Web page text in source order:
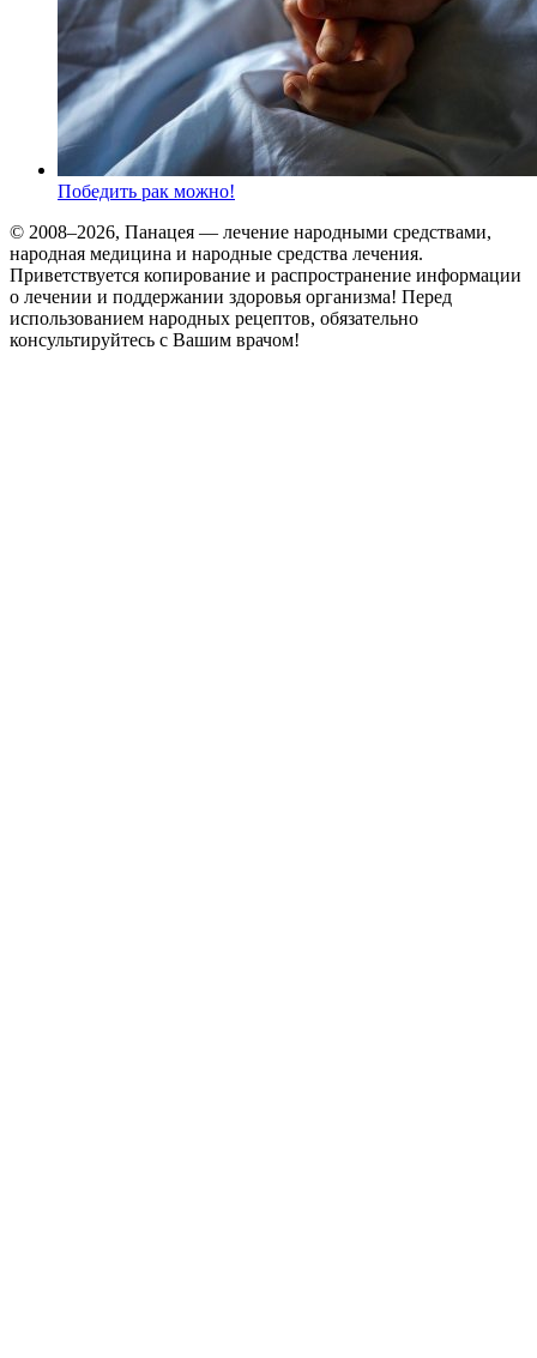
Победить рак можно!
© 2008–2026, Панацея — лечение народными средствами,
народная медицина и народные средства лечения.
Приветствуется копирование и распространение информации
о лечении и поддержании здоровья организма! Перед
использованием народных рецептов, обязательно
консультируйтесь с Вашим врачом!